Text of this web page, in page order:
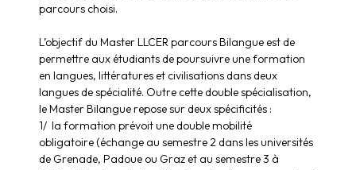
parcours choisi.
L’objectif du Master LLCER parcours Bilangue est de
permettre aux étudiants de poursuivre une formation
en langues, littératures et civilisations dans deux
langues de spécialité. Outre cette double spécialisation,
le Master Bilangue repose sur deux spécificités :
1/ la formation prévoit une double mobilité
obligatoire (échange au semestre 2 dans les universités
de Grenade, Padoue ou Graz et au semestre 3 à